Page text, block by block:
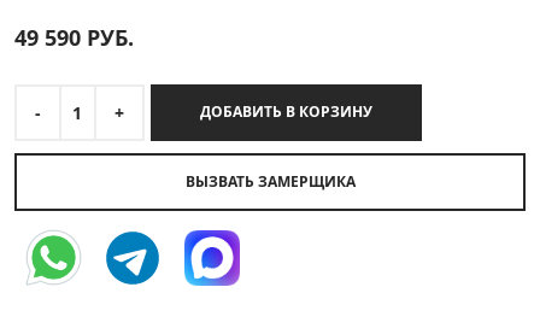
49 590 РУБ.
- 1 + ДОБАВИТЬ В КОРЗИНУ
ВЫЗВАТЬ ЗАМЕРЩИКА